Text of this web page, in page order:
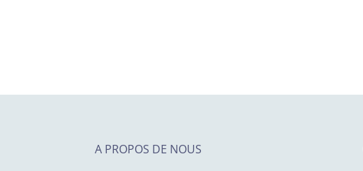
A PROPOS DE NOUS